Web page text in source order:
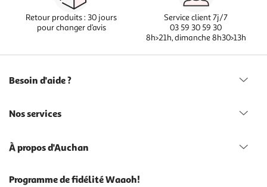
Retour produits : 30 jours
pour changer d’avis
Service client 7j/7
03 59 30 59 30
8h>21h, dimanche 8h30>13h
Besoin d'aide ?
Nos services
À propos d'Auchan
Programme de fidélité Waaoh!